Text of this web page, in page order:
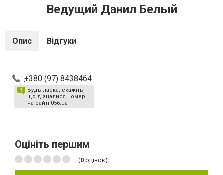
Ведущий Данил Белый
Опис Відгуки
+380 (97) 8438464
Будь ласка, скажіть,
що дізналися номер
на сайті 056.ua
Оцініть першим
(0 оцінок)